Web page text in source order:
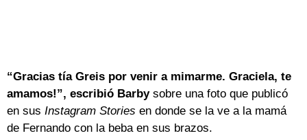
“Gracias tía Greis por venir a mimarme. Graciela, te
amamos!”, escribió Barbysobre una foto que publicó
en sus Instagram Stories en donde se la ve a la mamá
de Fernando con la beba en sus brazos.